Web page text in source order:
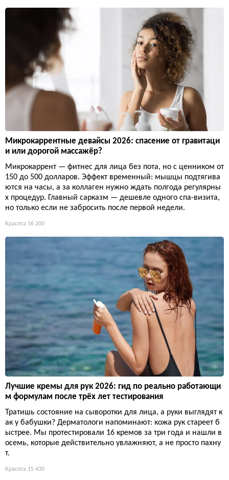
Микрокаррентные девайсы 2026: спасение от гравитаци
и или дорогой массажёр?
Микрокаррент — фитнес для лица без пота, но с ценником от
150 до 500 долларов. Эффект временный: мышцы подтягива
ются на часы, а за коллаген нужно ждать полгода регулярны
х процедур. Главный сарказм — дешевле одного спа-визита,
но только если не забросить после первой недели.
Красота 16 200
Лучшие кремы для рук 2026: гид по реально работающи
м формулам после трёх лет тестирования
Тратишь состояние на сыворотки для лица, а руки выглядят к
ак у бабушки? Дерматологи напоминают: кожа рук стареет б
ыстрее. Мы протестировали 16 кремов за три года и нашли в
осемь, которые действительно увлажняют, а не просто пахну
т.
Красота 15 430